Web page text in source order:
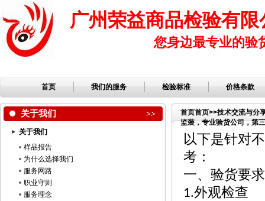
广州荣益商品检验有限
您身边最专业的验
首页 我们的服务 检验标准 价格条款
关于我们
关于我们
样品报告
为什么选择我们
服务网路
职业守则
服务理念
首页首页>>技术交流与分
监装，专业验货公司，第
公司，服装检品，鞋子检
以下是针对
考：
一、验货要求
1.外观检查